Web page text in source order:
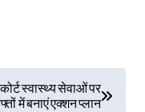
स्वास्थ्य सेवाओं पर
में बनाएं एक्शन प्लान